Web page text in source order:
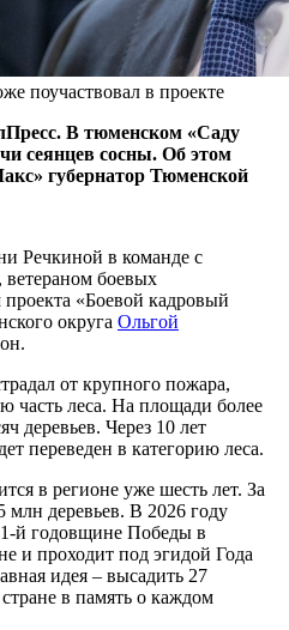
поучаствовал в проекте
В тюменском «Саду
сеянцев сосны. Об этом
губернатор Тюменской
Речкиной в команде с
боевых
«Боевой кадровый
округа Ольгой
от крупного пожара,
часть леса. На площади более
деревьев. Через 10 лет
переведен в категорию леса.
в регионе уже шесть лет. За
млн деревьев. В 2026 году
й годовщине Победы в
и проходит под эгидой Года
идея – высадить 27
в память о каждом